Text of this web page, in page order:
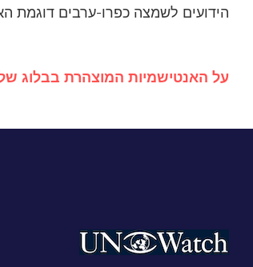
הידועים לשמצה כפרו-ערבים דוגמת
על האנטישמיות המוצהרת בבלוג